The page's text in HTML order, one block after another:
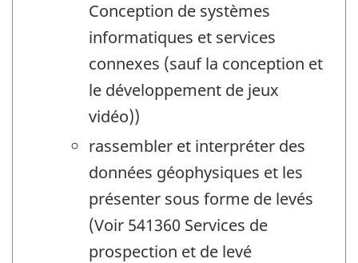
Conception de systèmes
informatiques et services
connexes (sauf la conception et
le développement de jeux
vidéo))
rassembler et interpréter des
données géophysiques et les
présenter sous forme de levés
(Voir 541360 Services de
prospection et de levé